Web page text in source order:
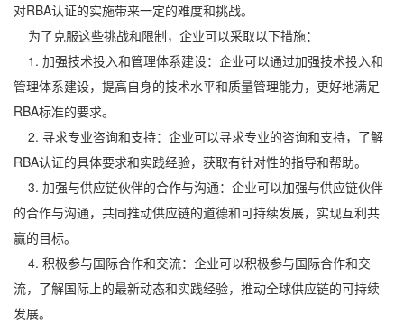
对RBA认证的实施带来一定的难度和挑战。
为了克服这些挑战和限制，企业可以采取以下措施：
1. 加强技术投入和管理体系建设：企业可以通过加强技术投入和
管理体系建设，提高自身的技术水平和质量管理能力，更好地满足
RBA标准的要求。
2. 寻求专业咨询和支持：企业可以寻求专业的咨询和支持，了解
RBA认证的具体要求和实践经验，获取有针对性的指导和帮助。
3. 加强与供应链伙伴的合作与沟通：企业可以加强与供应链伙伴
的合作与沟通，共同推动供应链的道德和可持续发展，实现互利共
赢的目标。
4. 积极参与国际合作和交流：企业可以积极参与国际合作和交
流，了解国际上的最新动态和实践经验，推动全球供应链的可持续
发展。